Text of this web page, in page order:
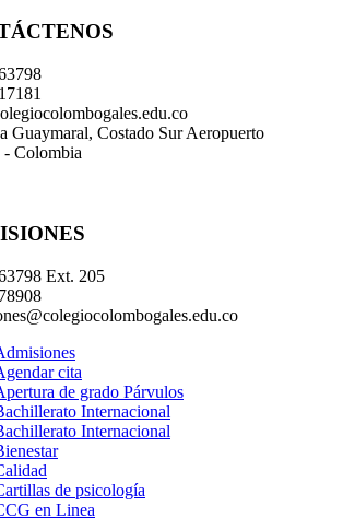
Guaymaral, Costado Sur Aeropuerto
- Colombia
Ext. 205
cita
de grado Párvulos
Internacional
Internacional
de psicología
en Linea